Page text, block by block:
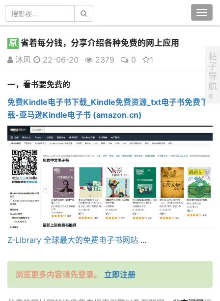
原 省着每分钱，分享介绍各种免费的网上应用
沐风
22-06-20 2379 0 1
一，看书要免费的
免费Kindle电子书下载_Kindle免费资源_txt电子书免费下
载-亚马逊Kindle电子书 (amazon.cn)
Z-Library 全球最大的免费电子书网站 ...
浏览更多内容请先登录。 立即注册
帖
子
导
航